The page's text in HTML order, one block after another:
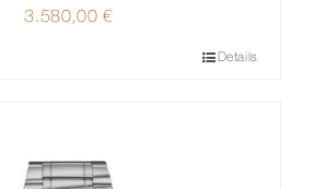
3.580,00€
Details